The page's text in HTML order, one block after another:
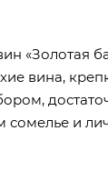
«Золотая
вина,
и